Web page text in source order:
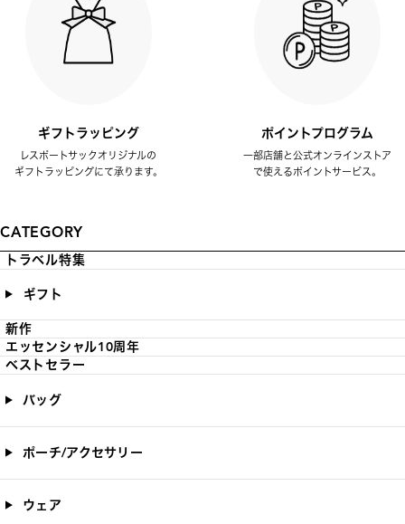
ギフトラッピング
レスポートサックオリジナルの
ギフトラッピングにて承ります。
ポイントプログラム
一部店舗と公式オンラインストア
で使えるポイントサービス。
CATEGORY
トラベル特集
ギフト
新作
エッセンシャル10周年
ベストセラー
バッグ
ポーチ/アクセサリー
ウェア